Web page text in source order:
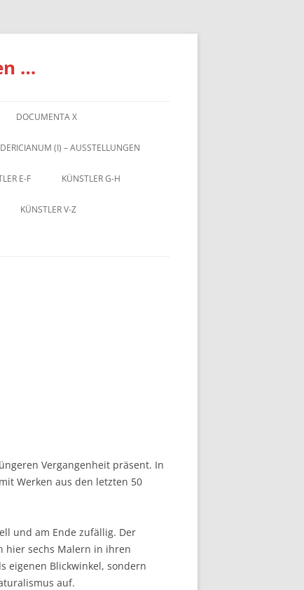
…
DOCUMENTA X
(I) – AUSSTELLUNGEN
E-F KÜNSTLER G-H
KÜNSTLER V-Z
Vergangenheit präsent. In
Werken aus den letzten 50
und am Ende zufällig. Der
hier sechs Malern in ihren
eigenen Blickwinkel, sondern
auf.